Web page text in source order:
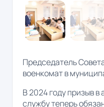
Председатель
военкомат в
В 2024 году призыв
службу теперь